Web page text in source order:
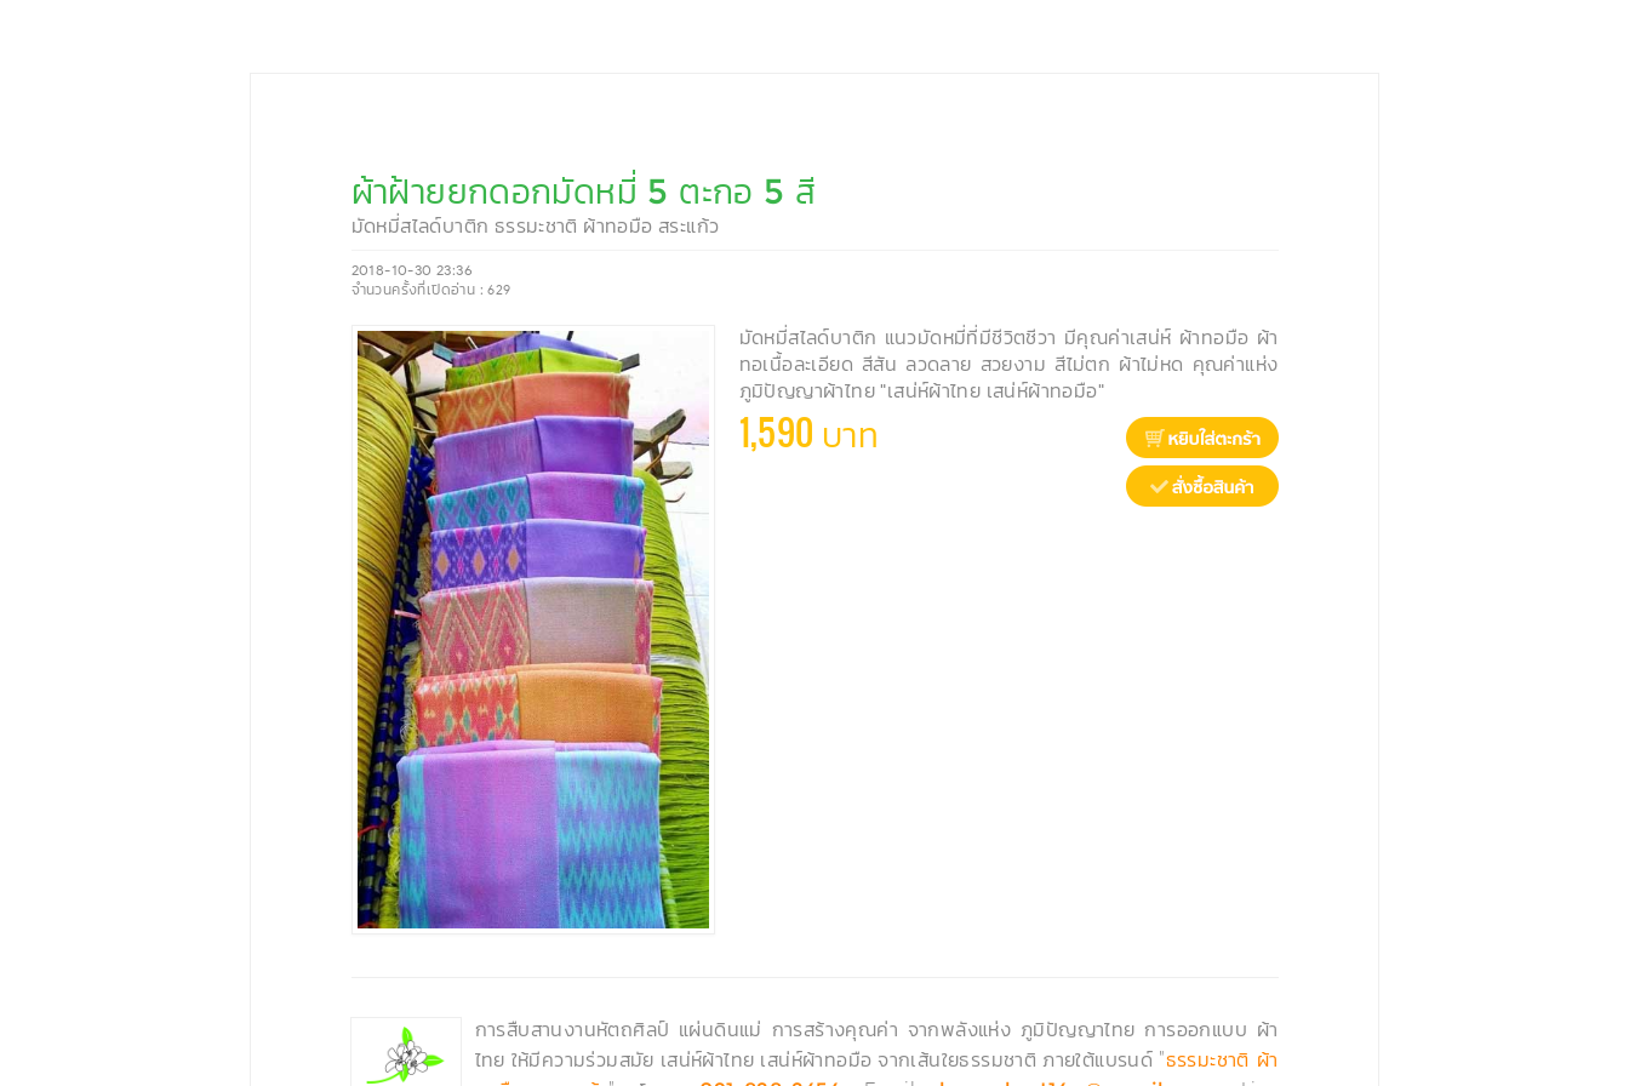
ผ้าฝ้ายยกดอกมัดหมี่ 5 ตะกอ 5 สี
มัดหมี่สไลด์บาติก ธรรมะชาติ ผ้าทอมือ สระแก้ว
2018-10-30 23:36
จำนวนครั้งที่เปิดอ่าน :629
มัดหมี่สไลด์บาติก แนวมัดหมี่ที่มีชีวิตชีวา มีคุณค่าเสน่ห์ ผ้าทอมือ ผ้า
ทอเนื้อละเอียด สีสัน ลวดลาย สวยงาม สีไม่ตก ผ้าไม่หด คุณค่าแห่ง
ภูมิปัญญาผ้าไทย "เสน่ห์ผ้าไทย เสน่ห์ผ้าทอมือ"
1,590 บาท
การสืบสานงานหัตถศิลป์ แผ่นดินแม่ การสร้างคุณค่า จากพลังแห่ง ภูมิปัญญาไทย การออกแบบ ผ้า
ไทย ให้มีความร่วมสมัย เสน่ห์ผ้าไทย เสน่ห์ผ้าทอมือ จากเส้นใยธรรมชาติ ภายใต้แบรนด์ "ธรรมะชาติ ผ้า